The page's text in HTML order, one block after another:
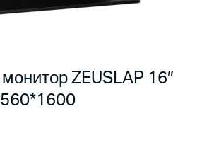
ZEUSLAP 16″